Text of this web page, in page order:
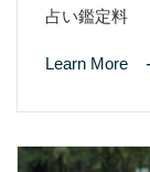
占い鑑定料
Learn More